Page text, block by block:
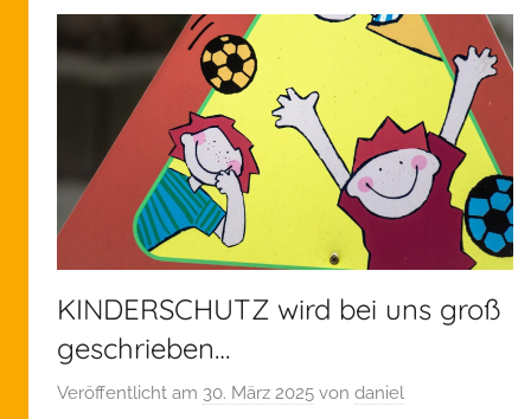
KINDERSCHUTZ wird bei uns groß
geschrieben…
Veröffentlicht am 30. März 2025 von daniel